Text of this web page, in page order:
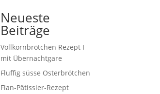
Neueste
Beiträge
Vollkornbrötchen Rezept I
mit Übernachtgare
Fluffig süsse Osterbrötchen
Flan-Pâtissier-Rezept